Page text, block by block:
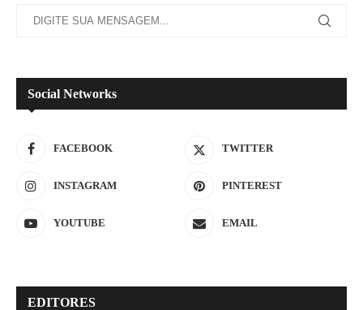
Social Networks
FACEBOOK TWITTER
INSTAGRAM PINTEREST
YOUTUBE EMAIL
EDITORES